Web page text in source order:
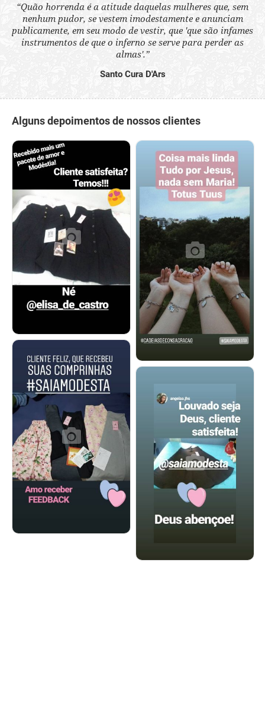
“Quão horrenda é a atitude daquelas mulheres que, sem
nenhum pudor, se vestem imodestamente e anunciam
publicamente, em seu modo de vestir, que 'que são infames
instrumentos de que o inferno se serve para perder as
almas'.”
Santo Cura D'Ars
Alguns depoimentos de nossos clientes